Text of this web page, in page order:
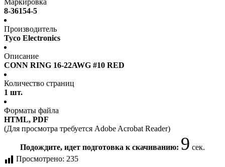
Маркировка
8-36154-5
Производитель
Tyco Electronics
Описание
CONN RING 16-22AWG #10 RED
Количество страниц
1 шт.
Форматы файла
HTML, PDF
(Для просмотра требуется Adobe Acrobat Reader)
Подождите, идет подготовка к скачиванию: 9 сек.
Просмотрено: 235